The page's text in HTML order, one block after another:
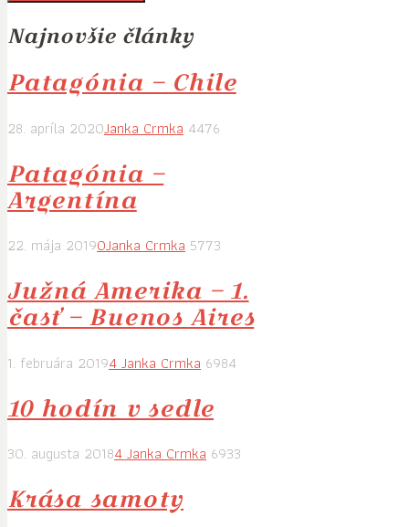
Najnovšie články
Patagónia – Chile
28. apríla 2020Janka Crmka 4476
Patagónia –
Argentína
22. mája 20190Janka Crmka 5773
Južná Amerika – 1.
časť – Buenos Aires
1. februára 20194 Janka Crmka 6984
10 hodín v sedle
30. augusta 20184Janka Crmka 6933
Krása samoty